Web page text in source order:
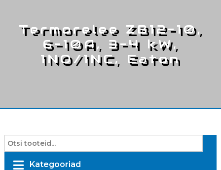
Termorelee ZB12-10,
6-10A, 3-4 kW,
1NO/1NC, Eaton
Kategooriad